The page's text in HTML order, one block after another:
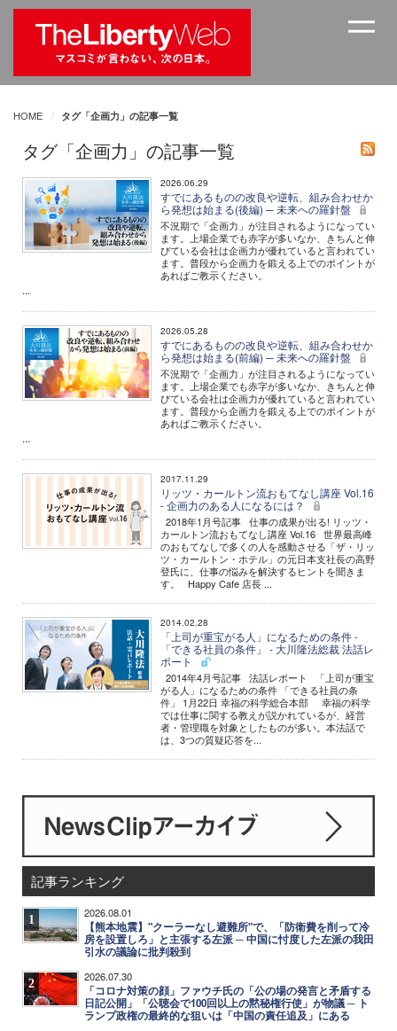
HOME タグ「企画力」の記事一覧
タグ「企画力」の記事一覧
2026.06.29
すでにあるものの改良や逆転、組み合わせか
ら発想は始まる(後編) ─ 未来への羅針盤
不況期で「企画力」が注目されるようになってい
ます。上場企業でも赤字が多いなか、きちんと伸
びている会社は企画力が優れていると言われてい
ます。普段から企画力を鍛える上でのポイントが
あればご教示ください。
...
2026.05.28
すでにあるものの改良や逆転、組み合わせか
ら発想は始まる(前編) ─ 未来への羅針盤
不況期で「企画力」が注目されるようになってい
ます。上場企業でも赤字が多いなか、きちんと伸
びている会社は企画力が優れていると言われてい
ます。普段から企画力を鍛える上でのポイントが
あればご教示ください。
...
2017.11.29
リッツ・カールトン流おもてなし講座 Vol.16
- 企画力のある人になるには？
2018年1月号記事 仕事の成果が出る! リッツ・
カールトン流おもてなし講座 Vol.16 世界最高峰
のおもてなしで多くの人を感動させる「ザ・リッ
ツ・カールトン・ホテル」の元日本支社長の高野
登氏に、仕事の悩みを解決するヒントを聞きま
す。 Happy Cafe 店長 ...
2014.02.28
「上司が重宝がる人」になるための条件 -
「できる社員の条件」 - 大川隆法総裁 法話レ
ポート
2014年4月号記事 法話レポート 「上司が重宝
がる人」になるための条件 「できる社員の条
件」 1月22日 幸福の科学総合本部 幸福の科学
では仕事に関する教えが説かれているが、経営
者・管理職を対象としたものが多い。本法話で
は、3つの質疑応答を...
記事ランキング
1 2026.08.01
【熊本地震】"クーラーなし避難所"で、「防衛費を削って冷
房を設置しろ」と主張する左派 ─ 中国に忖度した左派の我田
引水の議論に批判殺到
2 2026.07.30
「コロナ対策の顔」ファウチ氏の「公の場の発言と矛盾する
日記公開」「公聴会で100回以上の黙秘権行使」が物議 ─ ト
ランプ政権の最終的な狙いは「中国の責任追及」にある